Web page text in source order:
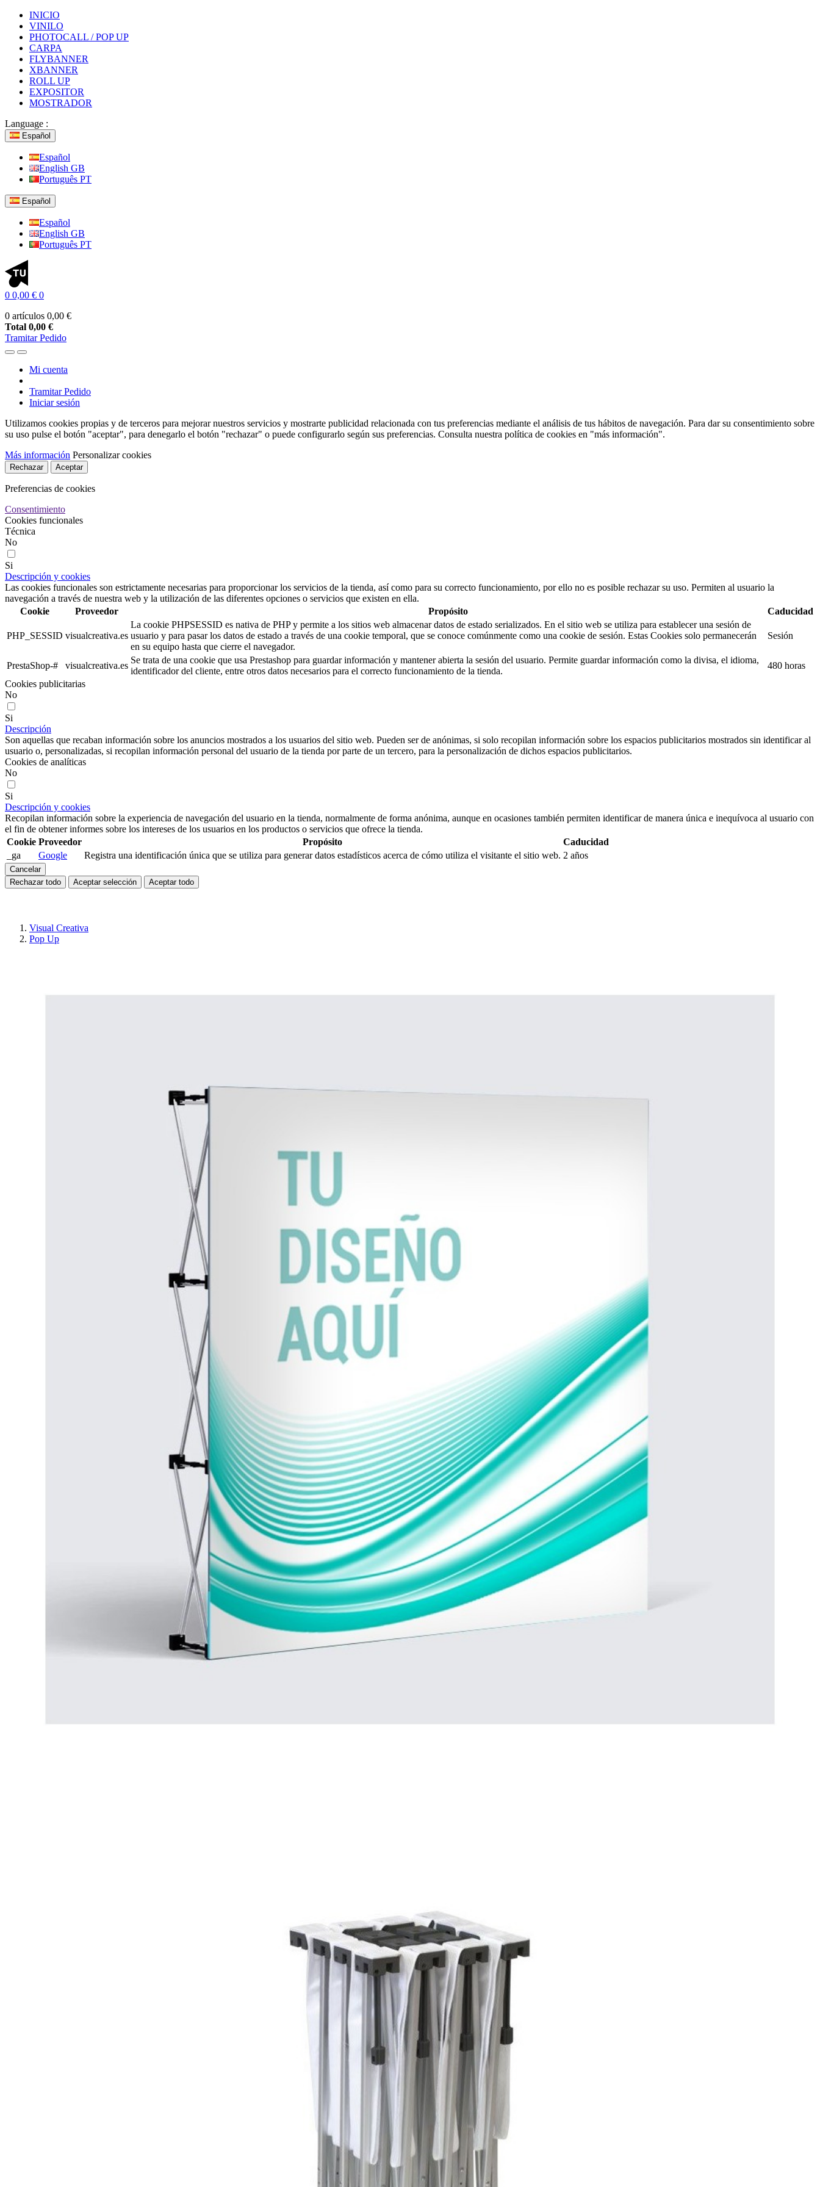
INICIO
VINILO
PHOTOCALL / POP UP
CARPA
FLYBANNER
XBANNER
ROLL UP
EXPOSITOR
MOSTRADOR
Language :
Español
Español
English GB
Português PT
Español
Español
English GB
Português PT
0 0,00 € 0
0 artículos 0,00 €
Total 0,00 €
Tramitar Pedido
Mi cuenta
Tramitar Pedido
Iniciar sesión
Utilizamos cookies propias y de terceros para mejorar nuestros servicios y mostrarte publicidad relacionada con tus preferencias mediante el análisis de tus hábitos de navegación. Para dar su consentimiento sobre
su uso pulse el botón "aceptar", para denegarlo el botón "rechazar" o puede configurarlo según sus preferencias. Consulta nuestra política de cookies en "más información".
Más información Personalizar cookies
Rechazar Aceptar
Preferencias de cookies
Consentimiento
Cookies funcionales
Técnica
No
Si
Descripción y cookies
Las cookies funcionales son estrictamente necesarias para proporcionar los servicios de la tienda, así como para su correcto funcionamiento, por ello no es posible rechazar su uso. Permiten al usuario la
navegación a través de nuestra web y la utilización de las diferentes opciones o servicios que existen en ella.
Cookie
Proveedor Propósito Caducidad
PHP_SESSID visualcreativa.es
La cookie PHPSESSID es nativa de PHP y permite a los sitios web almacenar datos de estado serializados. En el sitio web se utiliza para establecer una sesión de
usuario y para pasar los datos de estado a través de una cookie temporal, que se conoce comúnmente como una cookie de sesión. Estas Cookies solo permanecerán
en su equipo hasta que cierre el navegador.
Sesión
PrestaShop-# visualcreativa.es
Se trata de una cookie que usa Prestashop para guardar información y mantener abierta la sesión del usuario. Permite guardar información como la divisa, el idioma,
identificador del cliente, entre otros datos necesarios para el correcto funcionamiento de la tienda.
480 horas
Cookies publicitarias
No
Si
Descripción
Son aquellas que recaban información sobre los anuncios mostrados a los usuarios del sitio web. Pueden ser de anónimas, si solo recopilan información sobre los espacios publicitarios mostrados sin identificar al
usuario o, personalizadas, si recopilan información personal del usuario de la tienda por parte de un tercero, para la personalización de dichos espacios publicitarios.
Cookies de analíticas
No
Si
Descripción y cookies
Recopilan información sobre la experiencia de navegación del usuario en la tienda, normalmente de forma anónima, aunque en ocasiones también permiten identificar de manera única e inequívoca al usuario con
el fin de obtener informes sobre los intereses de los usuarios en los productos o servicios que ofrece la tienda.
Cookie Proveedor Propósito
Caducidad
_ga
Google Registra una identificación única que se utiliza para generar datos estadísticos acerca de cómo utiliza el visitante el sitio web. 2 años
Cancelar
Rechazar todo
Aceptar selección Aceptar todo
Visual Creativa
Pop Up